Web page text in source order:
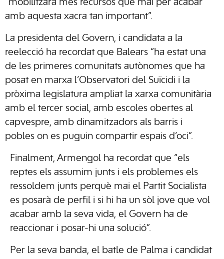
“mobilitzarà més recursos que mai per acabar
amb aquesta xacra tan important”.
La presidenta del Govern, i candidata a la
reelecció ha recordat que Balears “ha estat una
de les primeres comunitats autònomes que ha
posat en marxa l’Observatori del Suïcidi i la
pròxima legislatura ampliat la xarxa comunitària
amb el tercer social, amb escoles obertes al
capvespre, amb dinamitzadors als barris i
pobles on es puguin compartir espais d’oci”.
Finalment, Armengol ha recordat que “els
reptes els assumim junts i els problemes els
ressoldem junts perquè mai el Partit Socialista
es posarà de perfil i si hi ha un sòl jove que vol
acabar amb la seva vida, el Govern ha de
reaccionar i posar-hi una solució”.
Per la seva banda, el batle de Palma i candidat